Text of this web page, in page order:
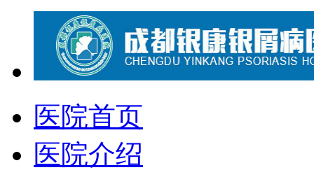
医院首页
医院介绍